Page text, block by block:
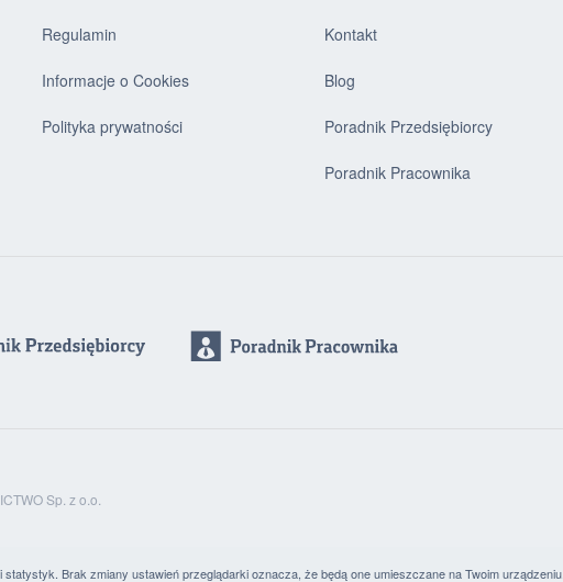
Regulamin
Informacje o Cookies
Polityka prywatności
Kontakt
Blog
Poradnik Przedsiębiorcy
Poradnik Pracownika
Sp. z o.o.
Brak zmiany ustawień przeglądarki oznacza, że będą one umieszczane na Twoim urządzeniu.